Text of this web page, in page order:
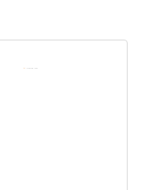
О, НО